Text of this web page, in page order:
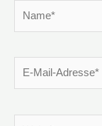
Mail-